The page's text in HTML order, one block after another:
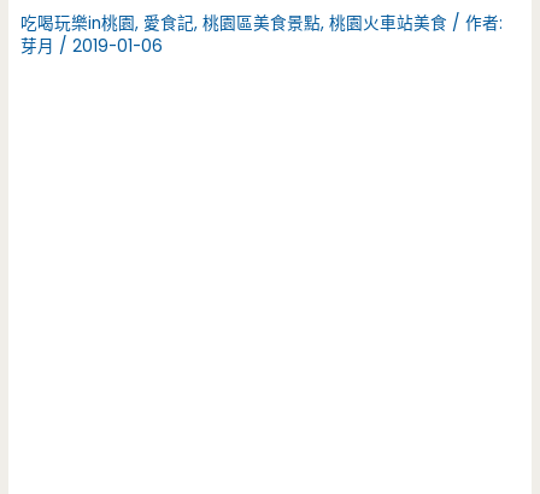
吃喝玩樂in桃園, 愛食記,桃園區美食景點,桃園火車站美食 / 作者:
芽月 /2019-01-06